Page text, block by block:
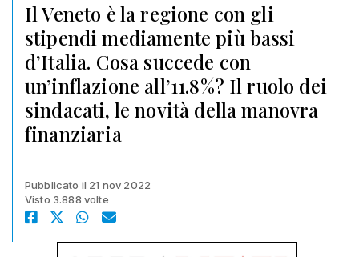
Il Veneto è la regione con gli
stipendi mediamente più bassi
d’Italia. Cosa succede con
un’inflazione all’11.8%? Il ruolo dei
sindacati, le novità della manovra
finanziaria
Pubblicato il 21 nov 2022
Visto 3.888 volte